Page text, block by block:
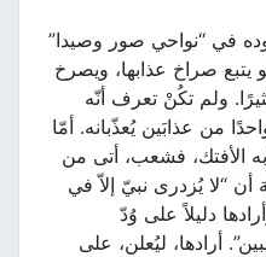
في “نواحي صور وصيدا”
صراخ عذابها، ويصرخ
ولم تكُنْ تعرف أنّه
من عذابَين يُعذّبانه. أمّا
الأفتك، فشعب، أتى من
“لا يُزدرى نبيّ إلاّ في
13: 75). وأرادها دليلاً على وُدّ
أرادها، ليُعلن، على